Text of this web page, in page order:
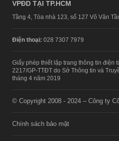
VPĐD TẠI TP.HCM
Tầng 4, Tòa nhà 123, số 127 Võ Văn
Điện thoại: 028 7307 7979
Giấy phép thiết lập trang thông tin điện
2217/GP-TTĐT do Sở Thông tin và
tháng 4 năm 2019
© Copyright 2008 - 2024 – Công ty
Chính sách bảo mật